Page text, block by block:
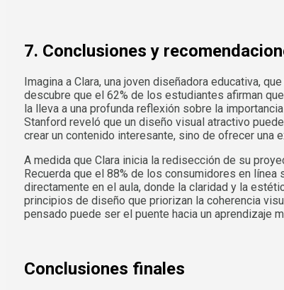
7. Conclusiones y
Imagina a Clara, una joven diseñadora educativa,
descubre que el 62% de los estudiantes afirman
la lleva a una profunda reflexión sobre la
Stanford reveló que un diseño visual atractivo
crear un contenido interesante, sino de ofrecer una
A medida que Clara inicia la redisección de su
Recuerda que el 88% de los consumidores en
directamente en el aula, donde la claridad y la
principios de diseño que priorizan la coherencia
pensado puede ser el puente hacia un aprendizaje
Conclusiones finales